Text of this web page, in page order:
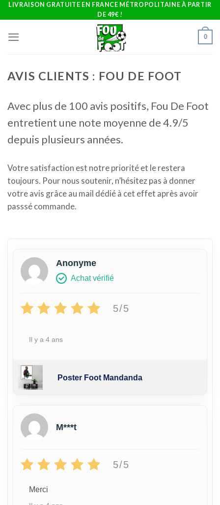
Skip
to
content
LIVRAISON GRATUITE EN FRANCE MÉTROPOLITAINE À PARTIR
DE 49€ !
0
AVIS CLIENTS : FOU DE FOOT
Avec plus de 100 avis positifs, Fou De Foot
entretient une note moyenne de 4.9/5
depuis plusieurs années.
Votre satisfaction est notre priorité et le restera
toujours. Pour nous soutenir, n’hésitez pas à donner
votre avis grâce au mail dédié à cet effet après avoir
passsé commande.
Anonyme
Achat vérifié
5/5
Il y a 4 ans
Poster Foot Mandanda
M***t
5/5
Merci